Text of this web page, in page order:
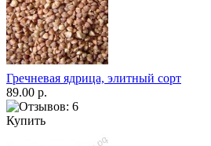
Гречневая ядрица, элитный сорт
89.00 р.
Купить